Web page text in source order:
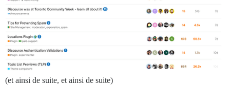
(et ainsi de suite, et ainsi de suite)